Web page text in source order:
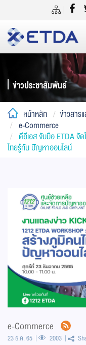
ข่าวประชาสัมพันธ์
หน้าหลัก ข่าวสาร
e-Commerce
ดีอีเอส จับมือ ETDA จั
ไทยรู้ทัน ปัญหาออนไลน์
e-Commerce
23 ธ.ค. 65 2003